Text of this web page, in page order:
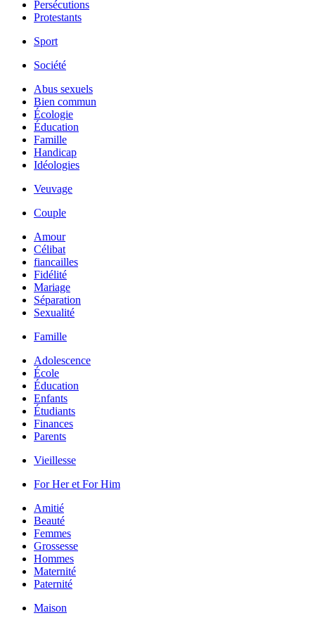
Persécutions
Protestants
Sport
Société
Abus sexuels
Bien commun
Écologie
Éducation
Famille
Handicap
Idéologies
Veuvage
Couple
Amour
Célibat
fiancailles
Fidélité
Mariage
Séparation
Sexualité
Famille
Adolescence
École
Éducation
Enfants
Étudiants
Finances
Parents
Vieillesse
For Her et For Him
Amitié
Beauté
Femmes
Grossesse
Hommes
Maternité
Paternité
Maison